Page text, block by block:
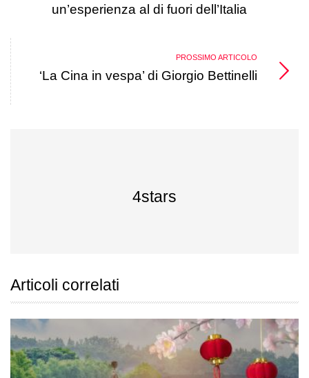
un’esperienza al di fuori dell’Italia
PROSSIMO ARTICOLO
‘La Cina in vespa’ di Giorgio Bettinelli
4stars
Articoli correlati